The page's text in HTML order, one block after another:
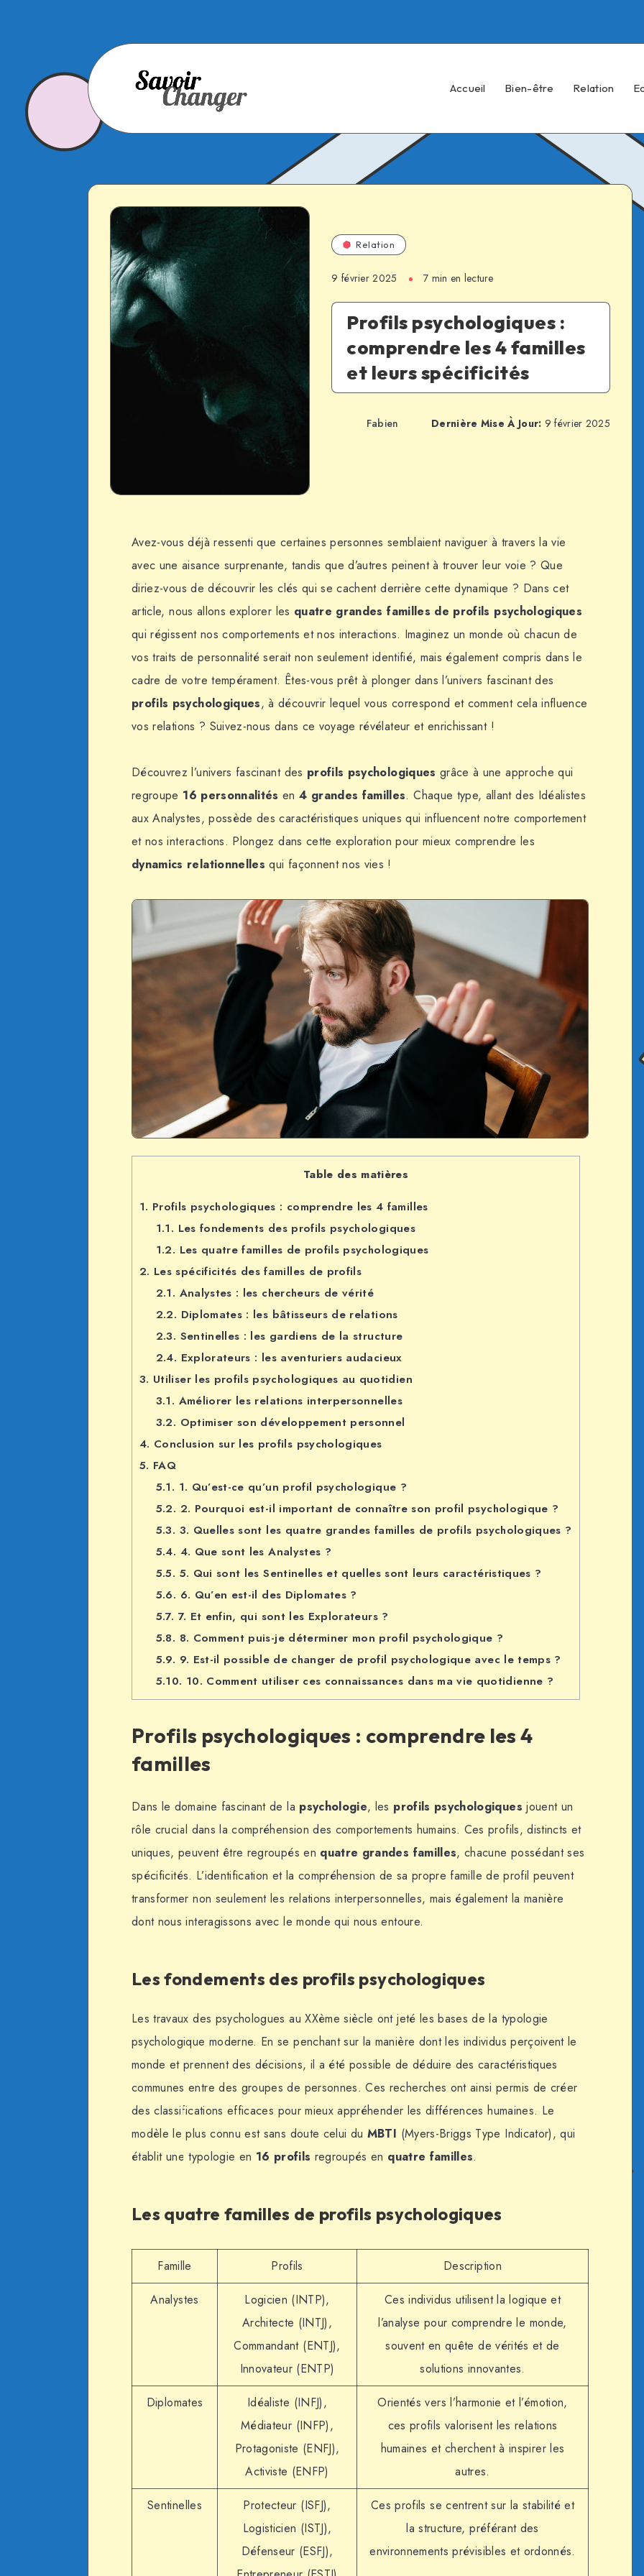
Accueil Bien-être Relation
Relation
9 février 2025 7 min en lecture
Profils psychologiques :
comprendre les 4 familles
et leurs spécificités
Fabien Dernière Mise À Jour: 9 février 2025
Avez-vous déjà ressenti que certaines personnes semblaient naviguer à travers la vie
avec une aisance surprenante, tandis que d’autres peinent à trouver leur voie ? Que
diriez-vous de découvrir les clés qui se cachent derrière cette dynamique ? Dans cet
article, nous allons explorer les quatre grandes familles de profils psychologiques
qui régissent nos comportements et nos interactions. Imaginez un monde où chacun de
vos traits de personnalité serait non seulement identifié, mais également compris dans le
cadre de votre tempérament. Êtes-vous prêt à plonger dans l’univers fascinant des
profils psychologiques, à découvrir lequel vous correspond et comment cela influence
vos relations ? Suivez-nous dans ce voyage révélateur et enrichissant !
Découvrez l’univers fascinant des profils psychologiques grâce à une approche qui
regroupe 16 personnalités en4 grandes familles. Chaque type, allant des Idéalistes
auxAnalystes, possède des caractéristiques uniques qui influencent notre comportement
et nos interactions. Plongez dans cette exploration pour mieux comprendre les
dynamics relationnelles qui façonnent nos vies !
Table des matières
1. Profils psychologiques : comprendre les 4 familles
1.1. Les fondements des profils psychologiques
1.2. Les quatre familles de profils psychologiques
2. Les spécificités des familles de profils
2.1. Analystes : les chercheurs de vérité
2.2. Diplomates : les bâtisseurs de relations
2.3. Sentinelles : les gardiens de la structure
2.4. Explorateurs : les aventuriers audacieux
3. Utiliser les profils psychologiques au quotidien
3.1. Améliorer les relations interpersonnelles
3.2. Optimiser son développement personnel
4. Conclusion sur les profils psychologiques
5. FAQ
5.1. 1. Qu’est-ce qu’un profil psychologique ?
5.2. 2. Pourquoi est-il important de connaître son profil psychologique ?
5.3. 3. Quelles sont les quatre grandes familles de profils psychologiques ?
5.4. 4. Que sont les Analystes ?
5.5. 5. Qui sont les Sentinelles et quelles sont leurs caractéristiques ?
5.6. 6. Qu’en est-il des Diplomates ?
5.7. 7. Et enfin, qui sont les Explorateurs ?
5.8. 8. Comment puis-je déterminer mon profil psychologique ?
5.9. 9. Est-il possible de changer de profil psychologique avec le temps ?
5.10. 10. Comment utiliser ces connaissances dans ma vie quotidienne ?
Profils psychologiques : comprendre les 4
familles
Dans le domaine fascinant de la psychologie, les profils psychologiques jouent un
rôle crucial dans la compréhension des comportements humains. Ces profils, distincts et
uniques, peuvent être regroupés en quatre grandes familles, chacune possédant ses
spécificités. L’identification et la compréhension de sa propre famille de profil peuvent
transformer non seulement les relations interpersonnelles, mais également la manière
dont nous interagissons avec le monde qui nous entoure.
Les fondements des profils psychologiques
Les travaux des psychologues au XXème siècle ont jeté les bases de la typologie
psychologique moderne. En se penchant sur la manière dont les individus perçoivent le
monde et prennent des décisions, il a été possible de déduire des caractéristiques
communes entre des groupes de personnes. Ces recherches ont ainsi permis de créer
des classifications efficaces pour mieux appréhender les différences humaines. Le
modèle le plus connu est sans doute celui du MBTI (Myers-Briggs Type Indicator), qui
établit une typologie en 16 profils regroupés en quatre familles.
Les quatre familles de profils psychologiques
Famille Profils Description
Analystes
Logicien (INTP),
Architecte (INTJ),
Commandant (ENTJ),
Innovateur (ENTP)
Ces individus utilisent la logique et
l’analyse pour comprendre le monde,
souvent en quête de vérités et de
solutions innovantes.
Diplomates
Idéaliste (INFJ),
Médiateur (INFP),
Protagoniste (ENFJ),
Activiste (ENFP)
Orientés vers l’harmonie et l’émotion,
ces profils valorisent les relations
humaines et cherchent à inspirer les
autres.
Sentinelles
Protecteur (ISFJ),
Logisticien (ISTJ),
Défenseur (ESFJ),
Ces profils se centrent sur la stabilité et
la structure, préférant des
environnements prévisibles et ordonnés.